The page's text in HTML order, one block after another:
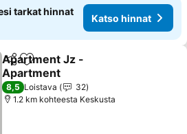
tarkat hinnat
Katso hinnat
Jaa Lisää suosikkeihin
Apartment Jz -
Apartment
Katso hinnat
8,5 Loistava
32
1.2 km kohteesta Keskusta